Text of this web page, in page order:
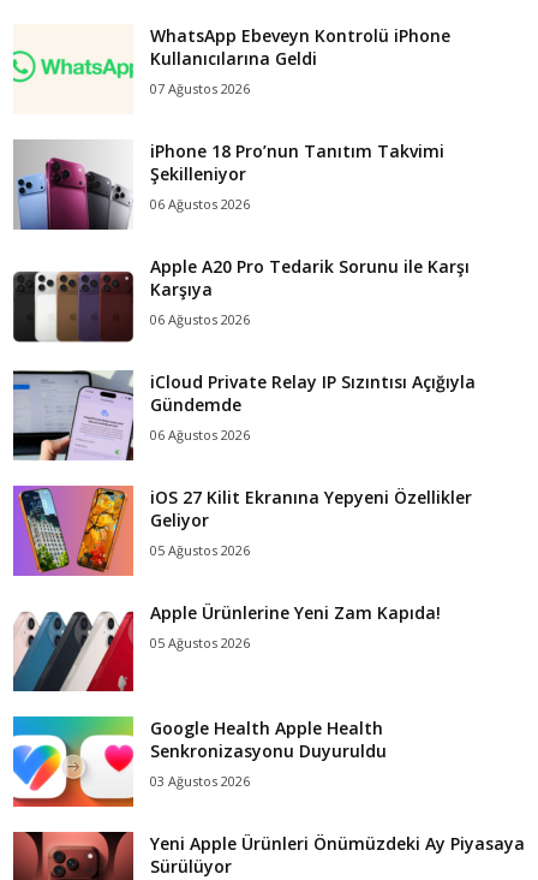
WhatsApp Ebeveyn Kontrolü iPhone
Kullanıcılarına Geldi
07 Ağustos 2026
iPhone 18 Pro’nun Tanıtım Takvimi
Şekilleniyor
06 Ağustos 2026
Apple A20 Pro Tedarik Sorunu ile Karşı
Karşıya
06 Ağustos 2026
iCloud Private Relay IP Sızıntısı Açığıyla
Gündemde
06 Ağustos 2026
iOS 27 Kilit Ekranına Yepyeni Özellikler
Geliyor
05 Ağustos 2026
Apple Ürünlerine Yeni Zam Kapıda!
05 Ağustos 2026
Google Health Apple Health
Senkronizasyonu Duyuruldu
03 Ağustos 2026
Yeni Apple Ürünleri Önümüzdeki Ay Piyasaya
Sürülüyor